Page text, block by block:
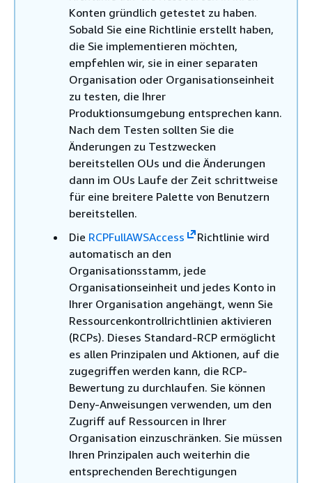
Konten gründlich getestet zu haben.
Sobald Sie eine Richtlinie erstellt haben,
die Sie implementieren möchten,
empfehlen wir, sie in einer separaten
Organisation oder Organisationseinheit
zu testen, die Ihrer
Produktionsumgebung entsprechen kann.
Nach dem Testen sollten Sie die
Änderungen zu Testzwecken
bereitstellen OUs und die Änderungen
dann im OUs Laufe der Zeit schrittweise
für eine breitere Palette von Benutzern
bereitstellen.
Die RCPFullAWSAccess
Richtlinie wird
automatisch an den
Organisationsstamm, jede
Organisationseinheit und jedes Konto in
Ihrer Organisation angehängt, wenn Sie
Ressourcenkontrollrichtlinien aktivieren
(RCPs). Dieses Standard-RCP ermöglicht
es allen Prinzipalen und Aktionen, auf die
zugegriffen werden kann, die RCP-
Bewertung zu durchlaufen. Sie können
Deny-Anweisungen verwenden, um den
Zugriff auf Ressourcen in Ihrer
Organisation einzuschränken. Sie müssen
Ihren Prinzipalen auch weiterhin die
entsprechenden Berechtigungen